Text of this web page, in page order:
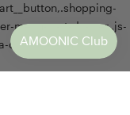
menu-cart-drawer,.js-
button']' is